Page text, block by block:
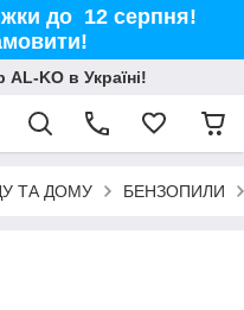
до 12 серпня!
KO в Україні!
ТА ДОМУ БЕНЗОПИЛИ